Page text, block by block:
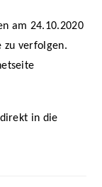
am 24.10.2020
zu verfolgen.
in die